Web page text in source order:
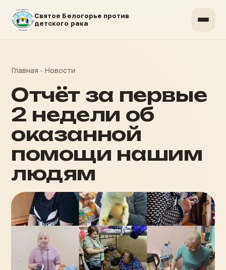
Святое Белогорье против
детского рака
Главная · Новости
Отчёт за первые
2 недели об
оказанной
помощи нашим
людям